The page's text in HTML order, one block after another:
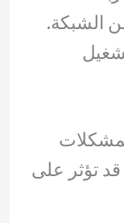
الشبكة.
تؤثر على